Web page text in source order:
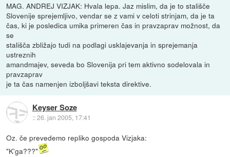
MAG. ANDREJ VIZJAK: Hvala lepa. Jaz mislim, da je to stališče
Slovenije sprejemljivo, vendar se z vami v celoti strinjam, da je ta
čas, ki je posledica umika primeren čas in pravzaprav možnost, da
se
stališča zbližajo tudi na podlagi usklajevanja in sprejemanja
ustreznih
amandmajev, seveda bo Slovenija pri tem aktivno sodelovala in
pravzaprav
je ta čas namenjen izboljšavi teksta direktive.
Keyser Soze
::26. jan 2005, 17:41
Oz. če prevedemo repliko gospoda Vizjaka:
"K'ga???"